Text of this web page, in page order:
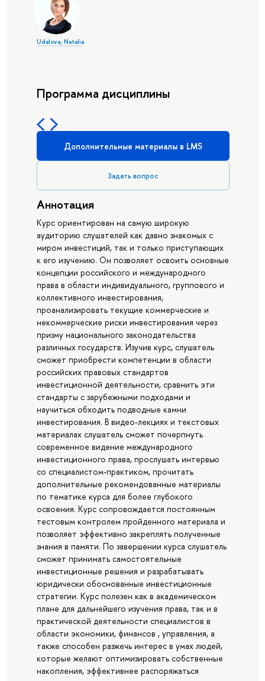
Udalova, Natalia
Программа дисциплины
Дополнительные материалы в LMS
Задать вопрос
Аннотация
Курс ориентирован на самую широкую
аудиторию слушателей как давно знакомых с
миром инвестиций, так и только приступающих
к его изучению. Он позволяет освоить основные
концепции российского и международного
права в области индивидуального, группового и
коллективного инвестирования,
проанализировать текущие коммерческие и
некоммерческие риски инвестирования через
призму национального законодательства
различных государств. Изучив курс, слушатель
сможет приобрести компетенции в области
российских правовых стандартов
инвестиционной деятельности, сравнить эти
стандарты с зарубежными подходами и
научиться обходить подводные камни
инвестирования. В видео-лекциях и текстовых
материалах слушатель сможет почерпнуть
современное видение международного
инвестиционного права, прослушать интервью
со специалистом-практиком, прочитать
дополнительные рекомендованные материалы
по тематике курса для более глубокого
освоения. Курс сопровождается постоянным
тестовым контролем пройденного материала и
позволяет эффективно закреплять полученные
знания в памяти. По завершении курса слушатель
сможет принимать самостоятельные
инвестиционные решения и разрабатывать
юридически обоснованные инвестиционные
стратегии. Курс полезен как в академическом
плане для дальнейшего изучения права, так и в
практической деятельности специалистов в
области экономики, финансов , управления, а
также способен разжечь интерес в умах людей,
которые желают оптимизировать собственные
накопления, эффективнее распоряжаться